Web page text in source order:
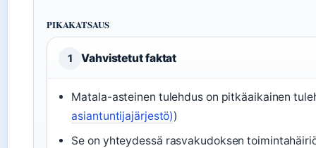
PIKAKATSAUS
1 Vahvistetut faktat
Matala-asteinen tulehdus on pitkäaikainen
asiantuntijajärjestö))
Se on yhteydessä rasvakudoksen